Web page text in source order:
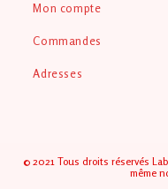
Mon compte
Commandes
Adresses
© 2021 Tous droits réservés
même